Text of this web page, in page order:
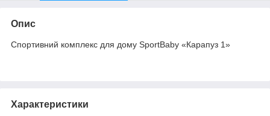
Опис
Спортивний комплекс для дому SportBaby «Карапуз 1»
Характеристики